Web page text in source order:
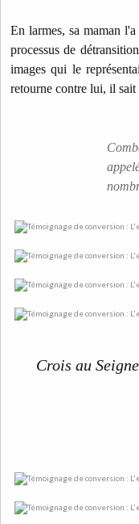
En larmes, sa maman
processus de
images qui le
retourne contre lui, il
Crois au